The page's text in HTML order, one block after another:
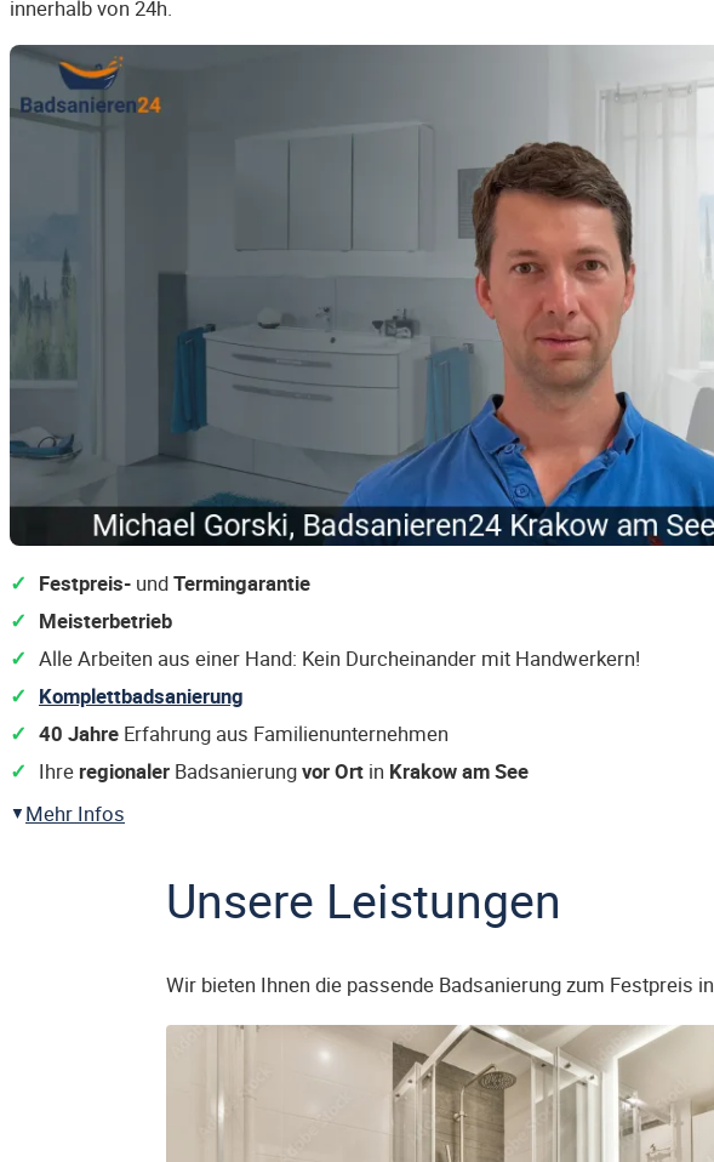
innerhalb von 24h.
Festpreis- undTermingarantie
Meisterbetrieb
Alle Arbeiten aus einer Hand: Kein Durcheinander mit Handwerkern!
Komplettbadsanierung
40 Jahre Erfahrung aus Familienunternehmen
Ihre regionaler Badsanierungvor Ort in Krakow am See
Mehr Infos
Unsere Leistungen
Wir bieten Ihnen die passende Badsanierung zum Festpreis in